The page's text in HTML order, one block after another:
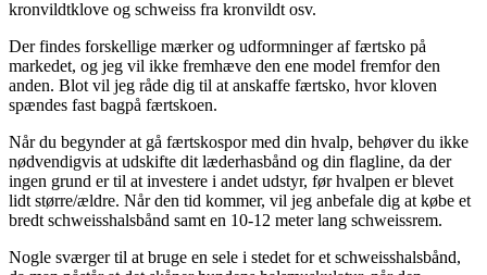
kronvildtklove og schweiss fra kronvildt osv.
Der findes forskellige mærker og udformninger af færtsko på
markedet, og jeg vil ikke fremhæve den ene model fremfor den
anden. Blot vil jeg råde dig til at anskaffe færtsko, hvor kloven
spændes fast bagpå færtskoen.
Når du begynder at gå færtskospor med din hvalp, behøver du ikke
nødvendigvis at udskifte dit læderhasbånd og din flagline, da der
ingen grund er til at investere i andet udstyr, før hvalpen er blevet
lidt større/ældre. Når den tid kommer, vil jeg anbefale dig at købe et
bredt schweisshalsbånd samt en 10-12 meter lang schweissrem.
Nogle sværger til at bruge en sele i stedet for et schweisshalsbånd,